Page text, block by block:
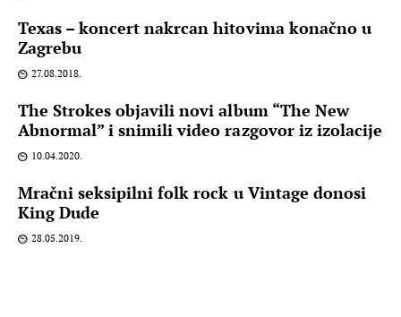
Texas – koncert nakrcan hitovima konačno u
Zagrebu
27.08.2018.
The Strokes objavili novi album “The New
Abnormal” i snimili video razgovor iz izolacije
10.04.2020.
Mračni seksipilni folk rock u Vintage donosi
King Dude
28.05.2019.